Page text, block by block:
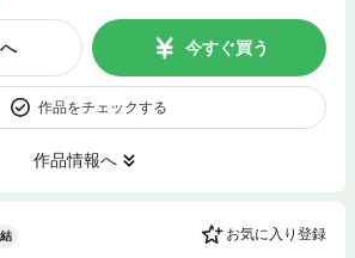
今すぐ買う
作品をチェックする
作品情報へ
お気に入り登録